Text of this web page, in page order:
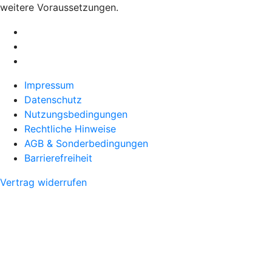
weitere Voraussetzungen.
Impressum
Datenschutz
Nutzungsbedingungen
Rechtliche Hinweise
AGB & Sonderbedingungen
Barrierefreiheit
Vertrag widerrufen